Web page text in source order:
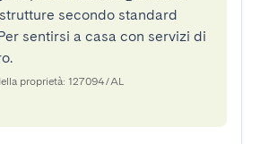
secondo standard
sentirsi a casa con servizi di
proprietà: 127094/AL